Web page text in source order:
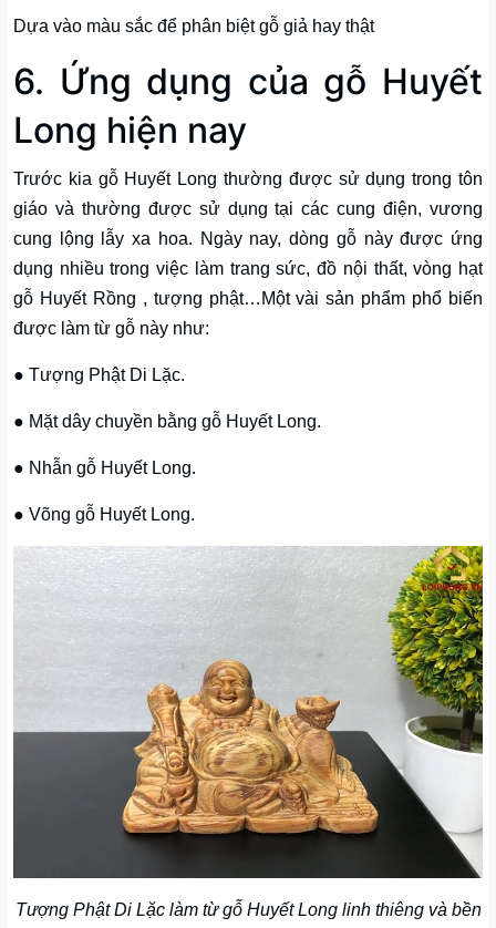
Dựa vào màu sắc để phân biệt gỗ giả hay thật
6. Ứng dụng của gỗ Huyết
Long hiện nay
Trước kia gỗ Huyết Long thường được sử dụng trong tôn
giáo và thường được sử dụng tại các cung điện, vương
cung lộng lẫy xa hoa. Ngày nay, dòng gỗ này được ứng
dụng nhiều trong việc làm trang sức, đồ nội thất, vòng hạt
gỗ Huyết Rồng , tượng phật…Một vài sản phẩm phổ biến
được làm từ gỗ này như:
● Tượng Phật Di Lặc.
● Mặt dây chuyền bằng gỗ Huyết Long.
● Nhẫn gỗ Huyết Long.
● Võng gỗ Huyết Long.
Tượng Phật Di Lặc làm từ gỗ Huyết Long linh thiêng và bền